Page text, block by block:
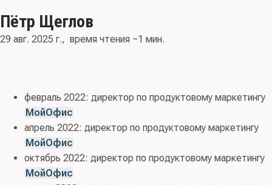
Пётр Щеглов
29 авг. 2025 г. время чтения ~1 мин.
февраль 2022: директор по продуктовому маркетингу
МойОфис
апрель 2022: директор по продуктовому маркетингу
МойОфис
октябрь 2022: директор по продуктовому маркетингу
МойОфис